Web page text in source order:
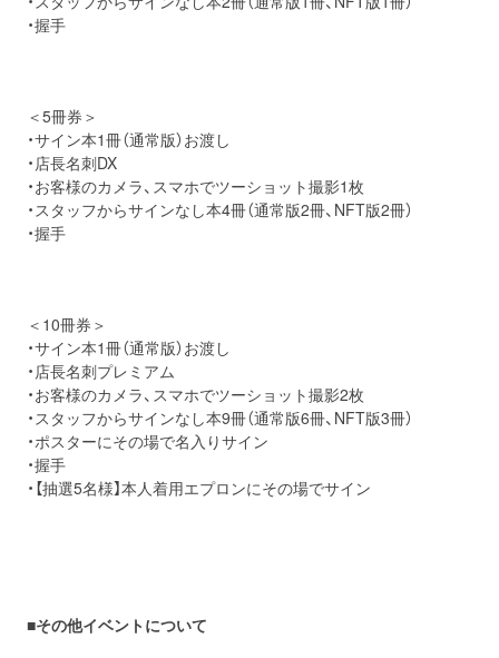
・握手
＜5冊券＞
・サイン本1冊（通常版）お渡し
・店長名刺DX
・お客様のカメラ、スマホでツーショット撮影1枚
・スタッフからサインなし本4冊（通常版2冊、NFT版2冊）
・握手
＜10冊券＞
・サイン本1冊（通常版）お渡し
・店長名刺プレミアム
・お客様のカメラ、スマホでツーショット撮影2枚
・スタッフからサインなし本9冊（通常版6冊、NFT版3冊）
・ポスターにその場で名入りサイン
・握手
・【抽選5名様】本人着用エプロンにその場でサイン
■その他イベントについて